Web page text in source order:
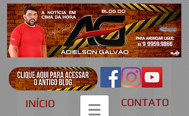
INÍCIO CONTATO